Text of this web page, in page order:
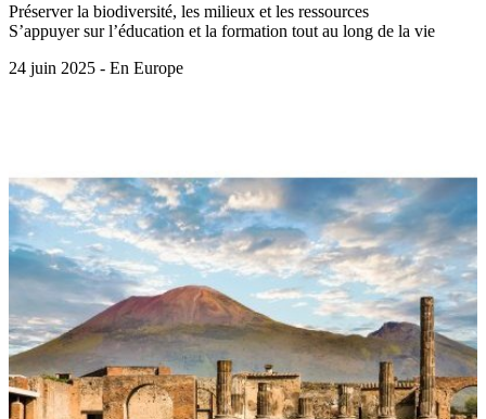
Préserver la biodiversité, les milieux et les ressources
S’appuyer sur l’éducation et la formation tout au long de la vie
24 juin 2025 - En Europe